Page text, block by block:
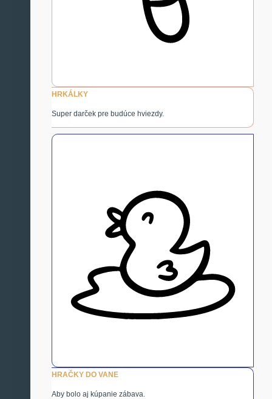
HRKÁLKY
Super darček pre budúce hviezdy.
HRAČKY DO VANE
Aby bolo aj kúpanie zábava.